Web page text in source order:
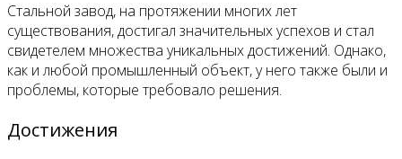
Стальной завод, на протяжении многих лет
существования, достигал значительных успехов и стал
свидетелем множества уникальных достижений. Однако,
как и любой промышленный объект, у него также были и
проблемы, которые требовало решения.
Достижения